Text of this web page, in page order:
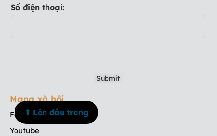
Số điện thoại:
Mạng xã hội
Facebook
Youtube
⬆ Lên đầu trang